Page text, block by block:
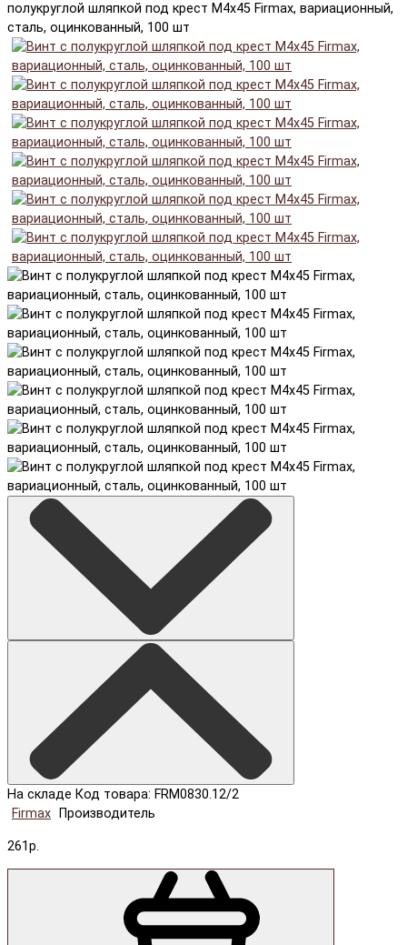
полукруглой шляпкой под крест М4х45 Firmax, вариационный,
сталь, оцинкованный, 100 шт
На складе Код товара: FRM0830.12/2
Firmax
Производитель
261р.